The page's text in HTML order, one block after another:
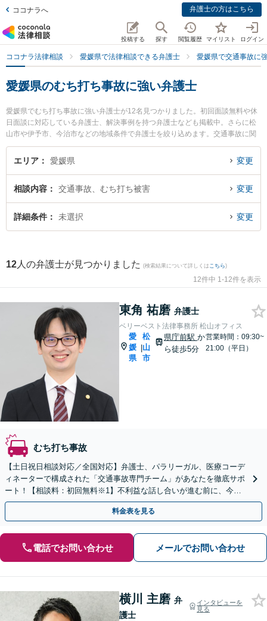
ココナラへ 弁護士の方はこちら
投稿する 探す 閲覧履歴 マイリスト ログイン
ココナラ法律相談 愛媛県で法律相談できる弁護士 愛媛県で交通事故に
愛媛県のむち打ち事故に強い弁護士
愛媛県でむち打ち事故に強い弁護士が12名見つかりました。初回面談無料や休
日面談に対応している弁護士、解決事例を持つ弁護士なども掲載中。さらに松
山市や伊予市、今治市などの地域条件で弁護士を絞り込めます。交通事故に関
係する自動車事故やバイク事故、自転車事故等の細かな分野での絞り込み検索
もでき便利です。特にベリーベスト法律事務所 松山オフィスの東角 祐磨弁護士
媛県で土日や夜間に発生したむち打ち事故のトラブルを今すぐに弁護士に相談
したい』『むち打ち事故のトラブル解決の実績豊富な近くの弁護士を検索した
い』『初回相談無料でむち打ち事故を法律相談できる愛媛県内の弁護士に相談
エリア 愛媛県 変更
相談内容 交通事故、むち打ち被害 変更
詳細条件 未選択 変更
12 人の弁護士が見つかりました (検索結果について詳しくは こちら)
12件中 1-12件を表示
東角 祐磨 弁護士
ベリーベスト法律事務所 松山オフィス
愛
媛
県
|
松
山
市
県庁前駅 か
ら徒歩5分
営業時間：09:30~
21:00（平日）
むち打ち事故
【土日祝日相談対応／全国対応】弁護士、パラリーガル、医療コーデ
ィネーターで構成された「交通事故専門チーム」があなたを徹底サポ
ート！【相談料：初回無料※1】不利益な話し合いが進む前に、今す
ぐ相談！
料金表を見る
電話でお問い合わせ メールでお問い合わせ
横川 主磨 弁
護士
インタビューを
見る